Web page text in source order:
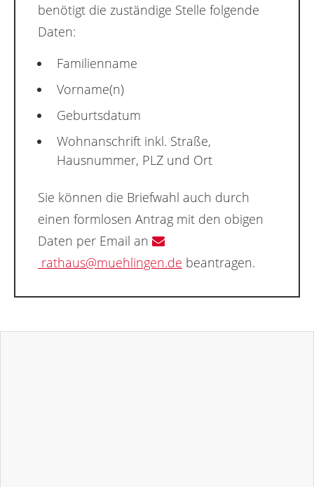
benötigt die zuständige Stelle folgende
Daten:
Familienname
Vorname(n)
Geburtsdatum
Wohnanschrift inkl. Straße,
Hausnummer, PLZ und Ort
Sie können die Briefwahl auch durch
einen formlosen Antrag mit den obigen
Daten per Email an
rathaus@muehlingen.de beantragen.